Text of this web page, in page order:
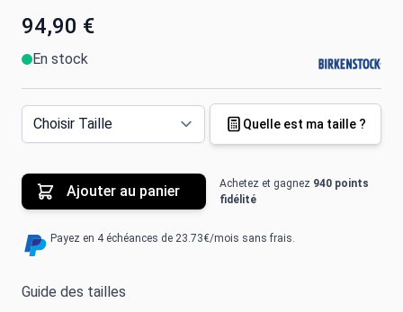
94,90 €
En stock
Quelle est ma taille ?
Ajouter au panier Achetez et gagnez 940 points
fidélité
Payez en 4 échéances de 23.73€/mois sans frais.
Guide des tailles